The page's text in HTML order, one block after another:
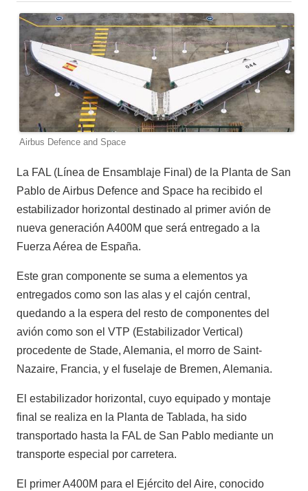
Airbus Defence and Space
La FAL (Línea de Ensamblaje Final) de la Planta de San
Pablo de Airbus Defence and Space ha recibido el
estabilizador horizontal destinado al primer avión de
nueva generación A400M que será entregado a la
Fuerza Aérea de España.
Este gran componente se suma a elementos ya
entregados como son las alas y el cajón central,
quedando a la espera del resto de componentes del
avión como son el VTP (Estabilizador Vertical)
procedente de Stade, Alemania, el morro de Saint-
Nazaire, Francia, y el fuselaje de Bremen, Alemania.
El estabilizador horizontal, cuyo equipado y montaje
final se realiza en la Planta de Tablada, ha sido
transportado hasta la FAL de San Pablo mediante un
transporte especial por carretera.
El primer A400M para el Ejército del Aire, conocido